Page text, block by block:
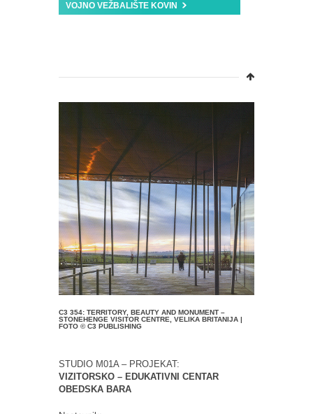
VOJNO VEŽBALIŠTE KOVIN
C3 354: TERRITORY, BEAUTY AND MONUMENT –
STONEHENGE VISITOR CENTRE, VELIKA BRITANIJA |
FOTO © C3 PUBLISHING
STUDIO M01A – PROJEKAT:
VIZITORSKO – EDUKATIVNI CENTAR
OBEDSKA BARA